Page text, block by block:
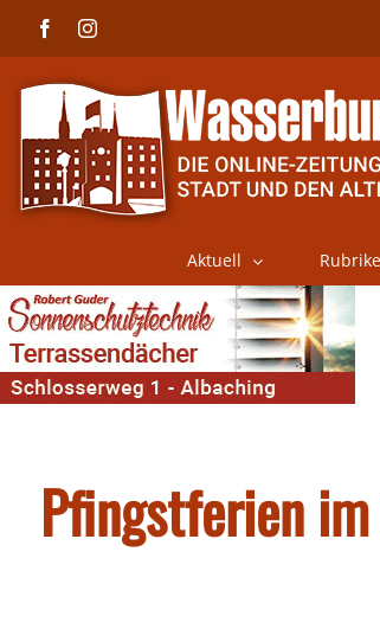
FacebookInstagram
Aktuell
Pfingstferien